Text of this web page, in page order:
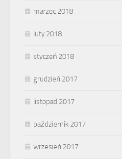
marzec 2018
luty 2018
styczeń 2018
grudzień 2017
listopad 2017
październik 2017
wrzesień 2017